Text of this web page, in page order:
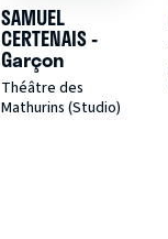
SAMUEL
CERTENAIS -
Garçon
Théâtre des
Mathurins (Studio)